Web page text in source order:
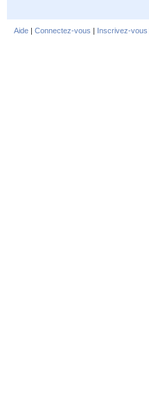
Aide | Connectez-vous | Inscrivez-vous